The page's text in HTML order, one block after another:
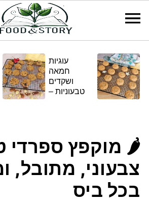
עוגיות
חמאה
ושקדים
טבעוניות –
🌶️ מוקפץ ספרדי
צבעוני, מתובל,
בכל ביס